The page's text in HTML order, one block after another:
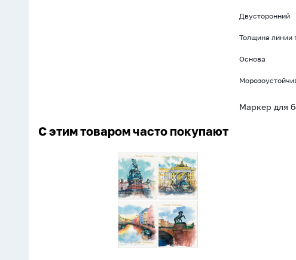
Двусторонний
Толщина линии
Основа
Маркер для
С этим товаром часто покупают